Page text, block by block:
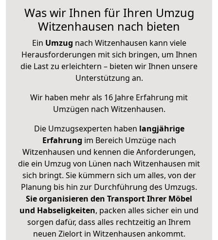
Was wir Ihnen für Ihren Umzug
Witzenhausen nach bieten
Ein Umzug nach Witzenhausen kann viele
Herausforderungen mit sich bringen, um Ihnen
die Last zu erleichtern – bieten wir Ihnen unsere
Unterstützung an.
Wir haben mehr als 16 Jahre Erfahrung mit
Umzügen nach Witzenhausen.
Die Umzugsexperten haben langjährige
Erfahrung im Bereich Umzüge nach
Witzenhausen und kennen die Anforderungen,
die ein Umzug von Lünen nach Witzenhausen mit
sich bringt. Sie kümmern sich um alles, von der
Planung bis hin zur Durchführung des Umzugs.
Sie organisieren den Transport Ihrer Möbel
und Habseligkeiten, packen alles sicher ein und
sorgen dafür, dass alles rechtzeitig an Ihrem
neuen Zielort in Witzenhausen ankommt.